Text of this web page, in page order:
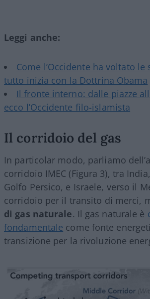
Leggi anche:
Come l’Occidente ha voltato le
tutto inizia con la Dottrina Obama
Il fronte interno: dalle piazze
ecco l’Occidente filo-islamista
Il corridoio del gas
In particolar modo, parliamo
corridoio IMEC (Figura 3), tra
Golfo Persico, e Israele, verso il
corridoio per il transito di merci,
di gas naturale. Il gas naturale è
fondamentale come fonte
transizione per la rivoluzione